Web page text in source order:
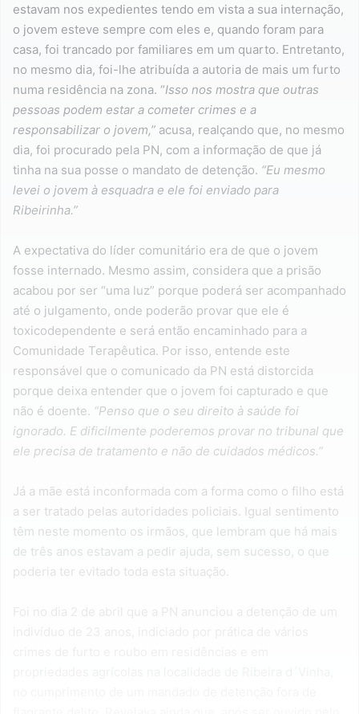
estavam nos expedientes tendo em vista a sua internação,
o jovem esteve sempre com eles e, quando foram para
casa, foi trancado por familiares em um quarto. Entretanto,
no mesmo dia, foi-lhe atribuída a autoria de mais um furto
numa residência na zona. “Isso nos mostra que outras
pessoas podem estar a cometer crimes e a
responsabilizar o jovem,” acusa, realçando que, no mesmo
dia, foi procurado pela PN, com a informação de que já
tinha na sua posse o mandato de detenção. “Eu mesmo
levei o jovem à esquadra e ele foi enviado para
Ribeirinha.”
A expectativa do líder comunitário era de que o jovem
fosse internado. Mesmo assim, considera que a prisão
acabou por ser “uma luz” porque poderá ser acompanhado
até o julgamento, onde poderão provar que ele é
toxicodependente e será então encaminhado para a
Comunidade Terapêutica. Por isso, entende este
responsável que o comunicado da PN está distorcida
porque deixa entender que o jovem foi capturado e que
não é doente. “Penso que o seu direito à saúde foi
ignorado. E dificilmente poderemos provar no tribunal que
ele precisa de tratamento e não de cuidados médicos.”
Já a mãe está inconformada com a forma como o filho está
a ser tratado pelas autoridades policiais. Igual sentimento
têm neste momento os irmãos, que lembram que há mais
de três anos estavam a pedir ajuda, sem sucesso, o que
poderia ter evitado toda esta situação.